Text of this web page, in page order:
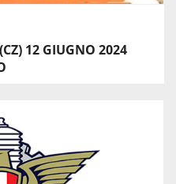
12 GIUGNO 2024